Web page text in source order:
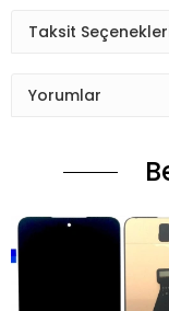
Siparişiniz kontrol
düzenlenmesini
Sizinle irtibata
ekranı dışardan
Sorun yoksa
Taksit
Yorumlar